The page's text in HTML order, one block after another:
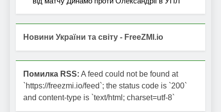
Новини України та світу - FreeZMI.io
Помилка RSS: A feed could not be found at
`https://freezmi.io/feed`; the status code is `200`
and content-type is `text/html; charset=utf-8`